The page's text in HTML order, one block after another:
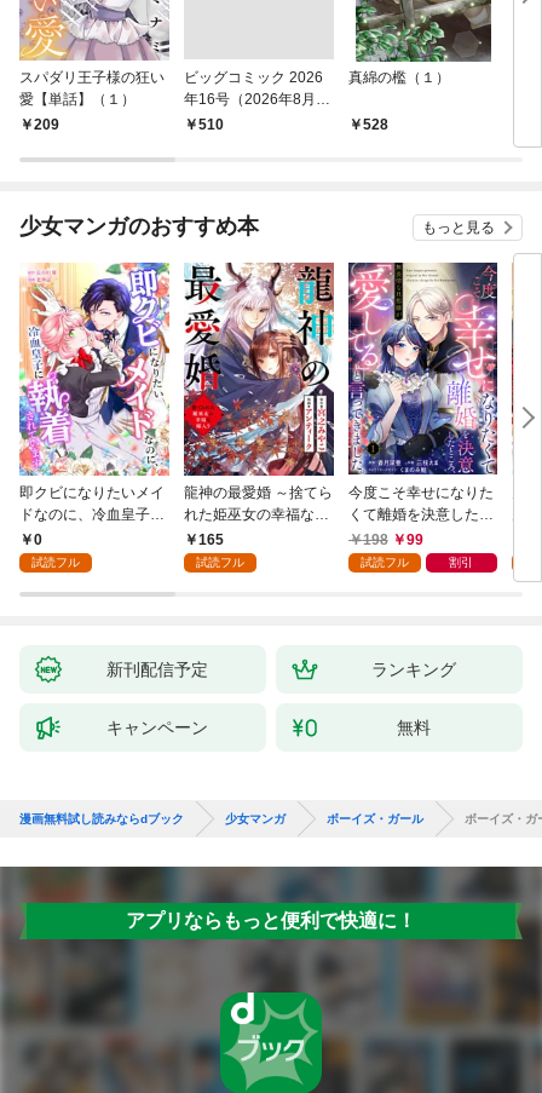
スパダリ王子様の狂い
愛【単話】（１）
209
ビッグコミック 2026
年16号（2026年8月7
日発売）
￥510
真綿の檻（１）
528
少女マンガのおすすめ本 もっと見る
即クビになりたいメイ
ドなのに、冷血皇子に
執着されています第1
話
0
試読フル
龍神の最愛婚 ～捨てら
れた姫巫女の幸福な嫁
入り～: 1
165
試読フル
今度こそ幸せになりた
くて離婚を決意したと
ころ、無表情な旦那様
が「愛してる」と言っ
198 99
試読フル 割引
新刊配信予定 ランキング
キャンペーン 無料
漫画無料試し読みならdブック 少女マンガ ボーイズ・ガール ボーイズ・ガ
アプリならもっと便利で快適に！